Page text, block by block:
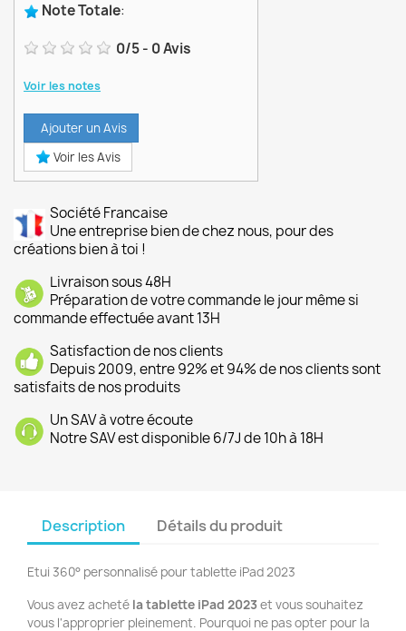
Note Totale:
0/5- 0Avis
Voir les notes
Ajouter un Avis
Voir les Avis
Société Francaise
Une entreprise bien de chez nous, pour des
créations bien à toi !
Livraison sous 48H
Préparation de votre commande le jour même si
commande effectuée avant 13H
Satisfaction de nos clients
Depuis 2009, entre 92% et 94% de nos clients sont
satisfaits de nos produits
Un SAV à votre écoute
Notre SAV est disponible 6/7J de 10h à 18H
Description Détails du produit
Etui 360° personnalisé pour tablette iPad 2023
Vous avez acheté la tablette iPad 2023et vous souhaitez
vous l'approprier pleinement. Pourquoi ne pas opter pour la